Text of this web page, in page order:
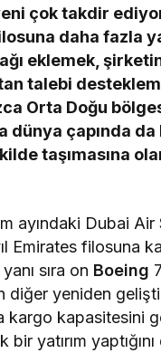
çok takdir
daha fazla
eklemek,
talebi
Orta Doğu
dünya çapında da
taşımasına
ayındaki Dubai Air
Emirates filosuna
sıra on Boeing
diğer yeniden
kargo kapasitesini
bir yatırım